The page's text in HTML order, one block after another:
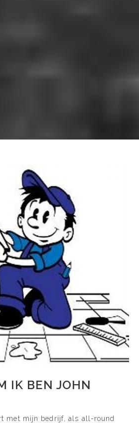
IK BEN JOHN
met mijn bedrijf, als all-round